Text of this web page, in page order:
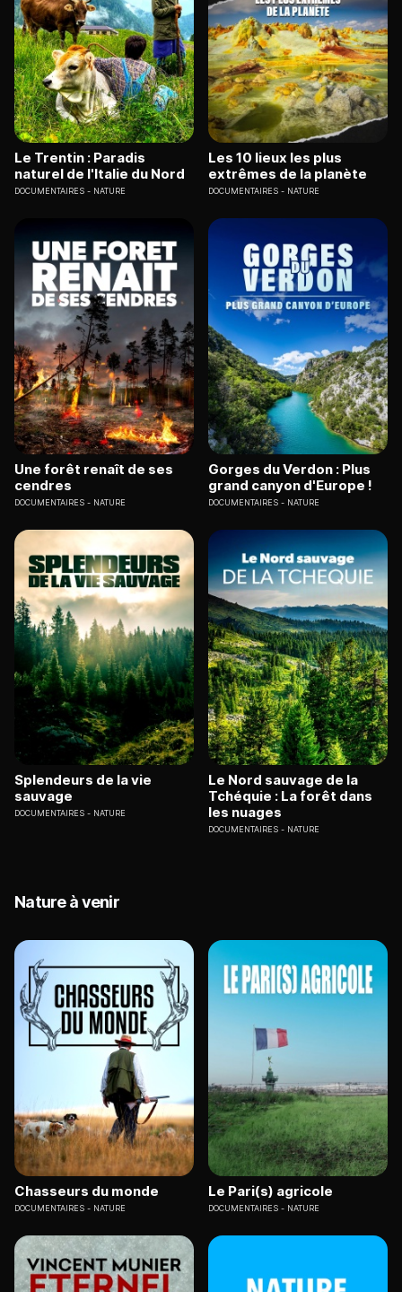
Le Trentin : Paradis
naturel de l'Italie du Nord
DOCUMENTAIRES NATURE
Les 10 lieux les plus
extrêmes de la planète
DOCUMENTAIRES NATURE
Une forêt renaît de ses
cendres
DOCUMENTAIRES NATURE
Gorges du Verdon : Plus
grand canyon d'Europe !
DOCUMENTAIRES NATURE
Splendeurs de la vie
sauvage
DOCUMENTAIRES NATURE
Le Nord sauvage de la
Tchéquie : La forêt dans
les nuages
DOCUMENTAIRES NATURE
Nature à venir
Chasseurs du monde
DOCUMENTAIRES NATURE
Le Pari(s) agricole
DOCUMENTAIRES NATURE